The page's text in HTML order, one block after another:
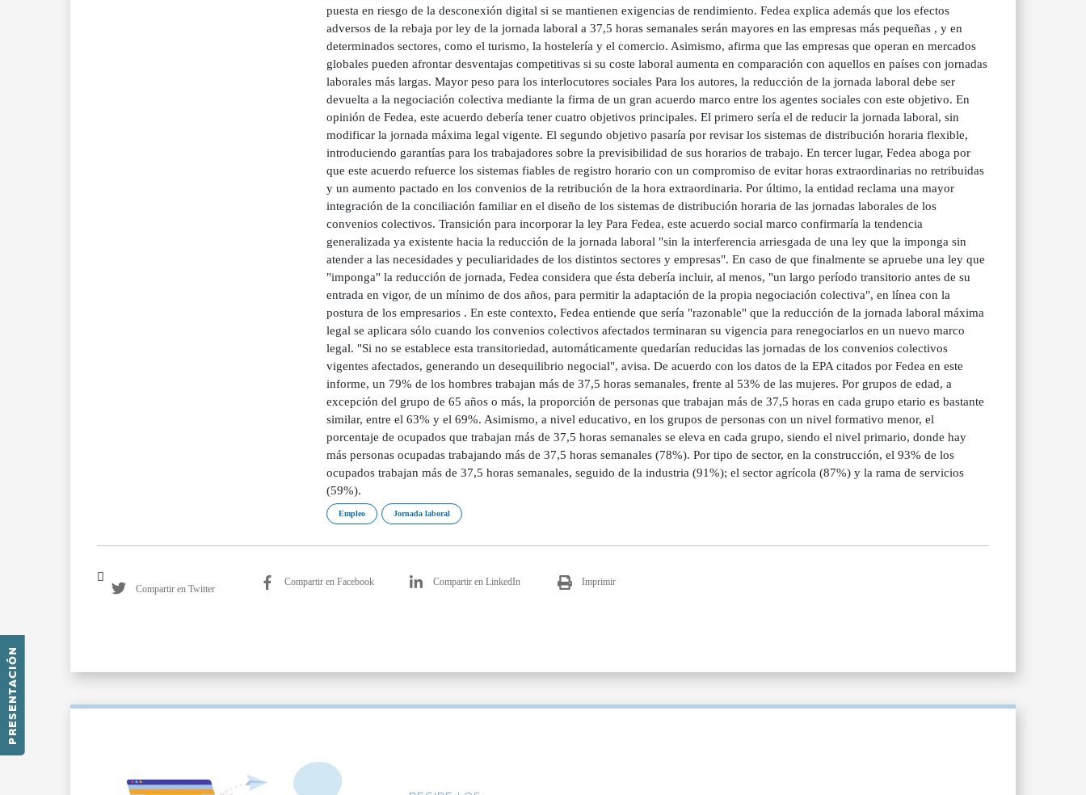
PRESENTACIÓN
puesta en riesgo de la desconexión digital si se mantienen exigencias de rendimiento. Fedea explica además que los efectos
adversos de la rebaja por ley de la jornada laboral a 37,5 horas semanales serán mayores en las empresas más pequeñas , y en
determinados sectores, como el turismo, la hostelería y el comercio. Asimismo, afirma que las empresas que operan en mercados
globales pueden afrontar desventajas competitivas si su coste laboral aumenta en comparación con aquellos en países con jornadas
laborales más largas. Mayor peso para los interlocutores sociales Para los autores, la reducción de la jornada laboral debe ser
devuelta a la negociación colectiva mediante la firma de un gran acuerdo marco entre los agentes sociales con este objetivo. En
opinión de Fedea, este acuerdo debería tener cuatro objetivos principales. El primero sería el de reducir la jornada laboral, sin
modificar la jornada máxima legal vigente. El segundo objetivo pasaría por revisar los sistemas de distribución horaria flexible,
introduciendo garantías para los trabajadores sobre la previsibilidad de sus horarios de trabajo. En tercer lugar, Fedea aboga por
que este acuerdo refuerce los sistemas fiables de registro horario con un compromiso de evitar horas extraordinarias no retribuidas
y un aumento pactado en los convenios de la retribución de la hora extraordinaria. Por último, la entidad reclama una mayor
integración de la conciliación familiar en el diseño de los sistemas de distribución horaria de las jornadas laborales de los
convenios colectivos. Transición para incorporar la ley Para Fedea, este acuerdo social marco confirmaría la tendencia
generalizada ya existente hacia la reducción de la jornada laboral "sin la interferencia arriesgada de una ley que la imponga sin
atender a las necesidades y peculiaridades de los distintos sectores y empresas". En caso de que finalmente se apruebe una ley que
"imponga" la reducción de jornada, Fedea considera que ésta debería incluir, al menos, "un largo período transitorio antes de su
entrada en vigor, de un mínimo de dos años, para permitir la adaptación de la propia negociación colectiva", en línea con la
postura de los empresarios . En este contexto, Fedea entiende que sería "razonable" que la reducción de la jornada laboral máxima
legal se aplicara sólo cuando los convenios colectivos afectados terminaran su vigencia para renegociarlos en un nuevo marco
legal. "Si no se establece esta transitoriedad, automáticamente quedarían reducidas las jornadas de los convenios colectivos
vigentes afectados, generando un desequilibrio negocial", avisa. De acuerdo con los datos de la EPA citados por Fedea en este
informe, un 79% de los hombres trabajan más de 37,5 horas semanales, frente al 53% de las mujeres. Por grupos de edad, a
excepción del grupo de 65 años o más, la proporción de personas que trabajan más de 37,5 horas en cada grupo etario es bastante
similar, entre el 63% y el 69%. Asimismo, a nivel educativo, en los grupos de personas con un nivel formativo menor, el
porcentaje de ocupados que trabajan más de 37,5 horas semanales se eleva en cada grupo, siendo el nivel primario, donde hay
más personas ocupadas trabajando más de 37,5 horas semanales (78%). Por tipo de sector, en la construcción, el 93% de los
ocupados trabajan más de 37,5 horas semanales, seguido de la industria (91%); el sector agrícola (87%) y la rama de servicios
(59%).
Empleo Jornada laboral
Compartir en Twitter
Compartir en Facebook Compartir en LinkedIn Imprimir